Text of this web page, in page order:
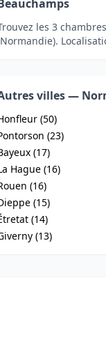
les 3
villes —
(50)
(23)
(17)
Hague (16)
(16)
(15)
(14)
(13)